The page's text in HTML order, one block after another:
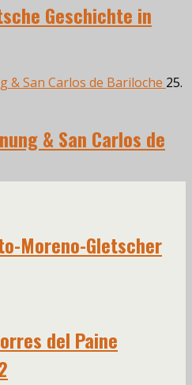
Geschichte in
25.
& San Carlos de
Moreno-Gletscher
del Paine